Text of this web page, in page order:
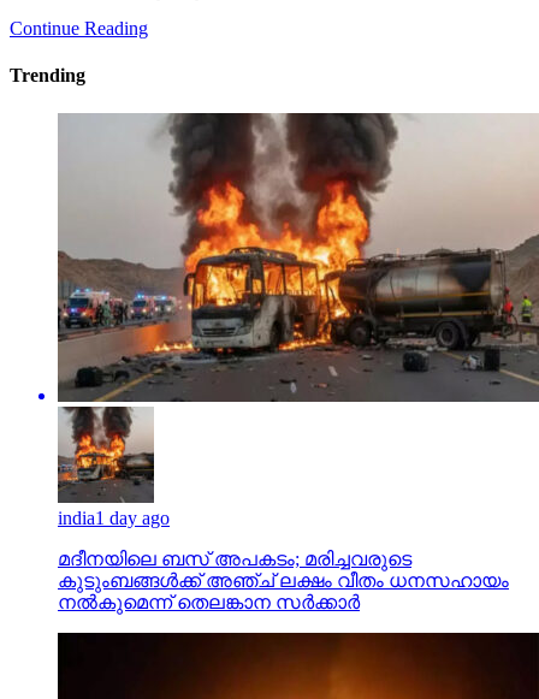
Continue Reading
Trending
india1 day ago
മദീനയിലെ ബസ് അപകടം; മരിച്ചവരുടെ
കുടുംബങ്ങള്‍ക്ക് അഞ്ച് ലക്ഷം വീതം ധനസഹായം
നല്‍കുമെന്ന് തെലങ്കാന സര്‍ക്കാര്‍